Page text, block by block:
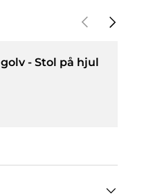
Föregående
Nästa
- Stol på hjul